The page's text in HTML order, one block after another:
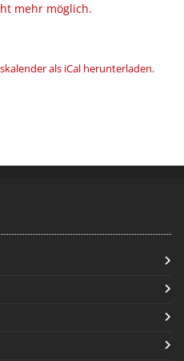
mehr möglich.
als iCal herunterladen.